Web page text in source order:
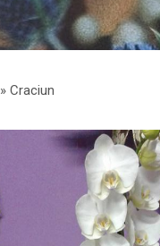
» Craciun